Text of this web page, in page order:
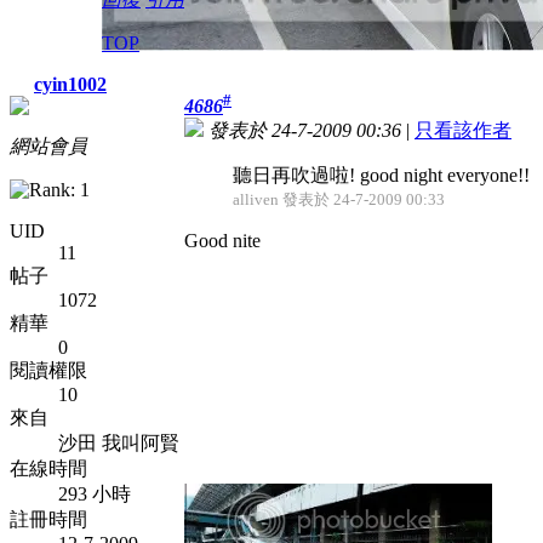
TOP
cyin1002
網站會員
UID
11
帖子
1072
精華
0
閱讀權限
10
來自
沙田 我叫阿賢
在線時間
293 小時
註冊時間
4686#
發表於 24-7-2009 00:36 | 只看該作者
聽日再吹過啦! good night everyone!!
alliven 發表於 24-7-2009 00:33
Good nite